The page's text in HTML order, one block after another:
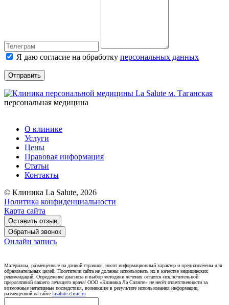
Я даю согласие на обработку персональных данных
Отправить
персональная медицина
О клинике
Услуги
Цены
Правовая информация
Статьи
Контакты
© Клиника La Salute, 2026
Политика конфиденциальности
Карта сайта
Оставить отзыв
Обратный звонок
Онлайн запись
Материалы, размещенные на данной странице, носят информационный характер и предназначены для
образовательных целей. Посетители сайта не должны использовать их в качестве медицинских
рекомендаций. Определение диагноза и выбор методики лечения остается исключительной
прерогативой вашего лечащего врача! ООО «Клиника Ла Салюте» не несёт ответственности за
возможные негативные последствия, возникшие в результате использования информации,
размещенной на сайте lasalute-clinic.ru